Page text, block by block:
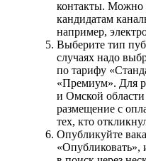
контакты. Можно
кандидатам
например,
Выберите тип
случаях надо
по тарифу
«Премиум». Для
и Омской области
размещение с
тех, кто
Опубликуйте
«Опубликовать»,